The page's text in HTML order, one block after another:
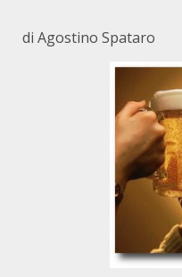
di Agostino Spataro